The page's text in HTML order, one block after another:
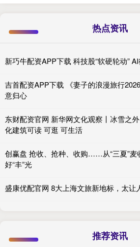
热点资讯
新巧牛配资APP下载 科技股“软硬轮动”
吉首配资APP下载 《妻子的浪漫旅行
意归心
东财配资官网 新华网文化观察丨冰雪之
化建筑可读 可逛 可生活
创赢盘 抢收、抢种、收购……从“三夏”麦
好“丰”光
盛康优配官网 8大上海文旅新地标，太让
推荐资讯